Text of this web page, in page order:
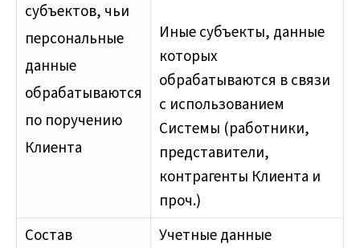
субъектов, чьи
персональные
данные
обрабатываются
по поручению
Клиента
Иные субъекты, данные
которых
обрабатываются в связи
с использованием
Системы (работники,
представители,
контрагенты Клиента и
проч.)
Состав
Учетные данные